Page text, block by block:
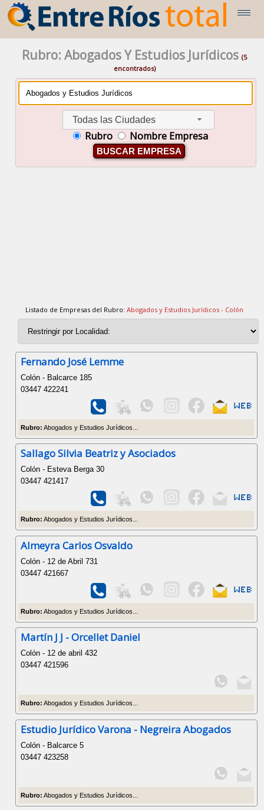
Rubro: Abogados Y Estudios Jurídicos(5
encontrados)
Todas las Ciudades
Rubro Nombre Empresa
BUSCAR EMPRESA
Listado de Empresas del Rubro:Abogados y Estudios Jurídicos - Colón
Fernando José Lemme
Colón - Balcarce 185
03447 422241
Rubro: Abogados y Estudios Jurídicos...
Sallago Silvia Beatriz y Asociados
Colón - Esteva Berga 30
03447 421417
Rubro: Abogados y Estudios Jurídicos...
Almeyra Carlos Osvaldo
Colón - 12 de Abril 731
03447 421667
Rubro: Abogados y Estudios Jurídicos...
Martín J J - Orcellet Daniel
Colón - 12 de abril 432
03447 421596
Rubro: Abogados y Estudios Jurídicos...
Estudio Jurídico Varona - Negreira Abogados
Colón - Balcarce 5
03447 423258
Rubro: Abogados y Estudios Jurídicos...